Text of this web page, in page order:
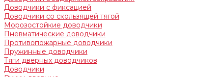
Доводчики с фиксацией
Доводчики со скользящей тягой
Морозостойкие доводчики
Пневматические доводчики
Противопожарные доводчики
Пружинные доводчики
Тяги дверных доводчиков
Доводчики